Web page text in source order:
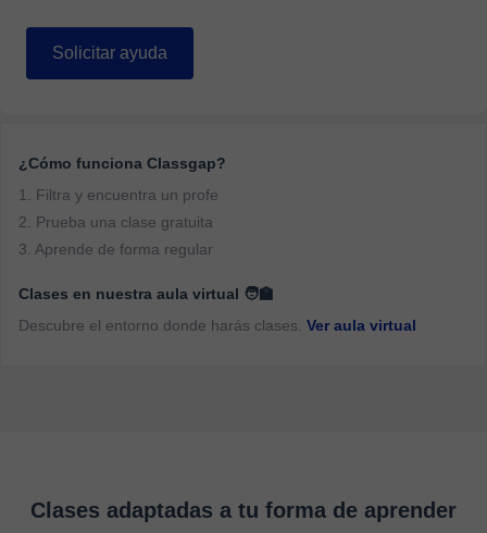
Solicitar ayuda
¿Cómo funciona Classgap?
1. Filtra y encuentra un profe
2. Prueba una clase gratuita
3. Aprende de forma regular
Clases en nuestra aula virtual 🧑‍🏫
Descubre el entorno donde harás clases. Ver aula virtual
Clases adaptadas a tu forma de aprender